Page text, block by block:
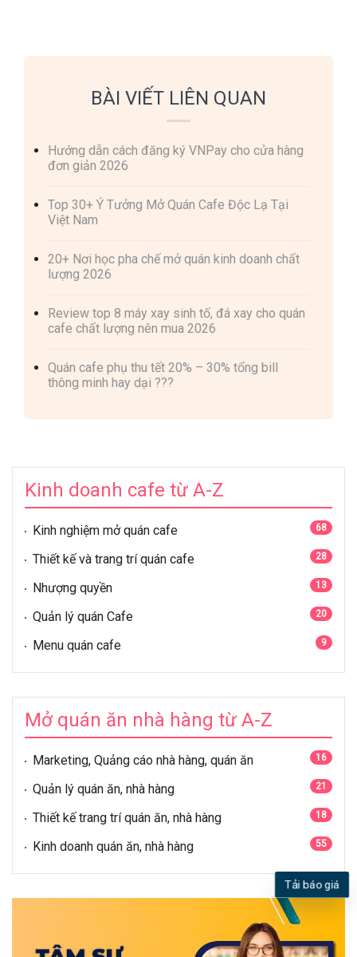
BÀI VIẾT LIÊN QUAN
Hướng dẫn cách đăng ký VNPay cho cửa hàng
đơn giản 2026
Top 30+ Ý Tưởng Mở Quán Cafe Độc Lạ Tại
Việt Nam
20+ Nơi học pha chế mở quán kinh doanh chất
lượng 2026
Review top 8 máy xay sinh tố, đá xay cho quán
cafe chất lượng nên mua 2026
Quán cafe phụ thu tết 20% – 30% tổng bill
thông minh hay dại ???
Kinh doanh cafe từ A-Z
Kinh nghiệm mở quán cafe 68
Thiết kế và trang trí quán cafe 28
Nhượng quyền 13
Quản lý quán Cafe 20
Menu quán cafe 9
Mở quán ăn nhà hàng từ A-Z
Marketing, Quảng cáo nhà hàng, quán ăn 16
Quản lý quán ăn, nhà hàng 21
Thiết kế trang trí quán ăn, nhà hàng 18
Kinh doanh quán ăn, nhà hàng 55
Tải báo giá